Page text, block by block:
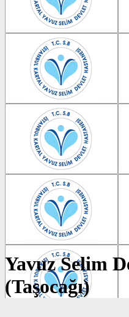
Yavuz Selim
(Taşocağı)